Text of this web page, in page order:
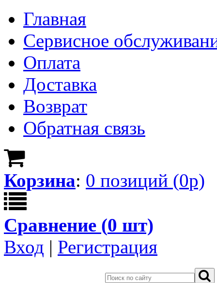
Главная
Сервисное
Оплата
Доставка
Возврат
Обратная связь
Корзина: 0 позиций (0р)
Сравнение (0 шт)
Вход | Регистрация